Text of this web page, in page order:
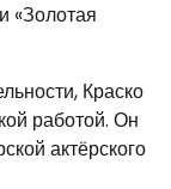
«Золотая
Краско
работой. Он
актёрского